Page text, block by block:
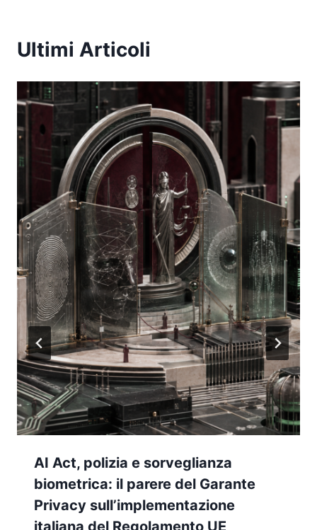
Ultimi Articoli
AI Act, polizia e sorveglianza
biometrica: il parere del Garante
Privacy sull’implementazione
italiana del Regolamento UE